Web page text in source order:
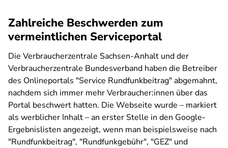
Zahlreiche Beschwerden zum
vermeintlichen Serviceportal
Die Verbraucherzentrale Sachsen-Anhalt und der
Verbraucherzentrale Bundesverband haben die Betreiber
des Onlineportals "Service Rundfunkbeitrag" abgemahnt,
nachdem sich immer mehr Verbraucher:innen über das
Portal beschwert hatten. Die Webseite wurde – markiert
als werblicher Inhalt – an erster Stelle in den Google-
Ergebnislisten angezeigt, wenn man beispielsweise nach
"Rundfunkbeitrag", "Rundfunkgebühr", "GEZ" und